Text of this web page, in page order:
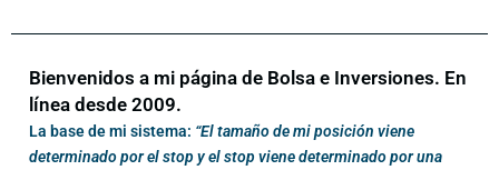
Bienvenidos a mi página de Bolsa e Inversiones. En
línea desde 2009.
La base de mi sistema: “El tamaño de mi posición viene
determinado por el stop y el stop viene determinado por una